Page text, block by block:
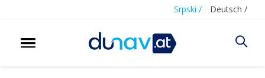
Srpski / Deutsch /